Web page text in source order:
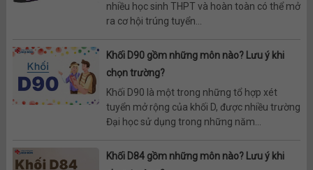
nhiều học sinh THPT và hoàn toàn có thể mở
ra cơ hội trúng tuyển...
Khối D90 gồm những môn nào? Lưu ý khi
chọn trường?
Khối D90 là một trong những tổ hợp xét
tuyển mở rộng của khối D, được nhiều trường
Đại học sử dụng trong những năm...
Khối D84 gồm những môn nào? Lưu ý khi